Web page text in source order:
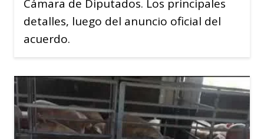
Cámara de Diputados. Los principales
detalles, luego del anuncio oficial del
acuerdo.